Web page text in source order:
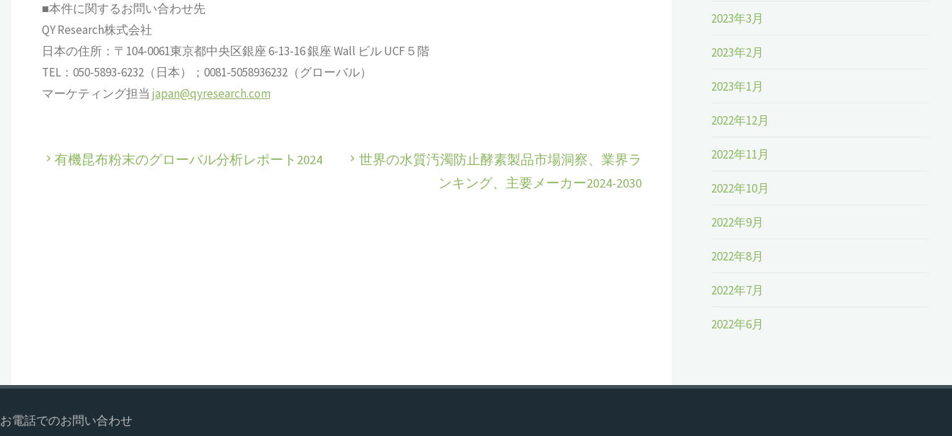
■本件に関するお問い合わせ先
QY Research株式会社
日本の住所：〒104-0061東京都中央区銀座 6-13-16 銀座 Wall ビル UCF５階
TEL：050-5893-6232（日本）；0081-5058936232（グローバル）
マーケティング担当 japan@qyresearch.com
有機昆布粉末のグローバル分析レポート2024
世界の水質汚濁防止酵素製品市場洞察、業界ラ
ンキング、主要メーカー2024-2030
2023年3月
2023年2月
2023年1月
2022年12月
2022年11月
2022年10月
2022年9月
2022年8月
2022年7月
2022年6月
お電話でのお問い合わせ